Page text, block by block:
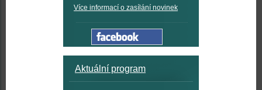
Více informací o zasílání novinek
Aktuální program